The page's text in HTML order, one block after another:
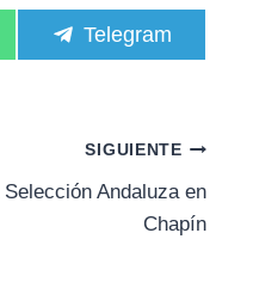
C
o
r
t
i
r
Telegram
SIGUIENTE
Andaluza en
Chapín